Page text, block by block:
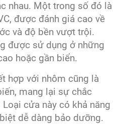
nhau. Một trong số đó là
được đánh giá cao về
và độ bền vượt trội.
được sử dụng ở những
hoặc gần biển.
hợp với nhôm cũng là
mang lại sự chắc
cửa này có khả năng
dễ dàng bảo dưỡng.